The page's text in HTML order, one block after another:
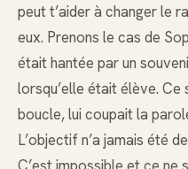
peut t’aider à changer le
eux. Prenons le cas de
était hantée par un
lorsqu’elle était élève. Ce
boucle, lui coupait la
L’objectif n’a jamais été